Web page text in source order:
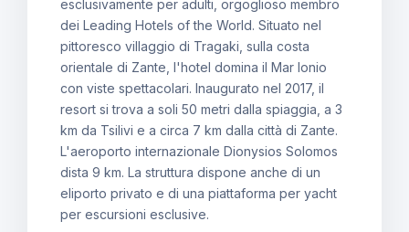
esclusivamente per adulti, orgoglioso membro
dei Leading Hotels of the World. Situato nel
pittoresco villaggio di Tragaki, sulla costa
orientale di Zante, l'hotel domina il Mar Ionio
con viste spettacolari. Inaugurato nel 2017, il
resort si trova a soli 50 metri dalla spiaggia, a 3
km da Tsilivi e a circa 7 km dalla città di Zante.
L'aeroporto internazionale Dionysios Solomos
dista 9 km. La struttura dispone anche di un
eliporto privato e di una piattaforma per yacht
per escursioni esclusive.